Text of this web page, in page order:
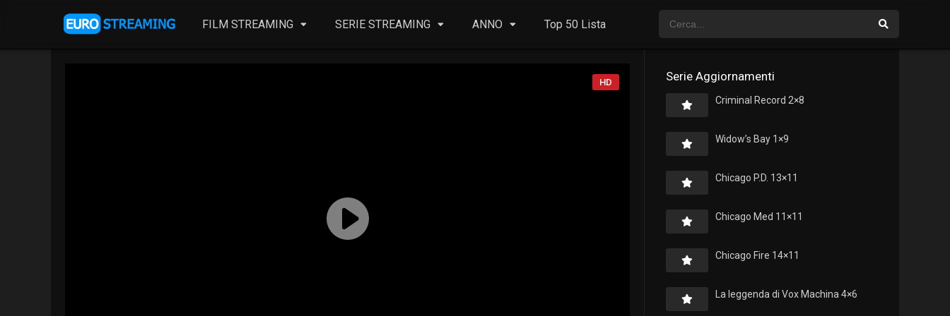
FILM STREAMING SERIE STREAMING ANNO Top 50 Lista
HD Serie Aggiornamenti
Criminal Record 2×8
Widow’s Bay 1×9
Chicago P.D. 13×11
Chicago Med 11×11
Chicago Fire 14×11
La leggenda di Vox Machina 4×6